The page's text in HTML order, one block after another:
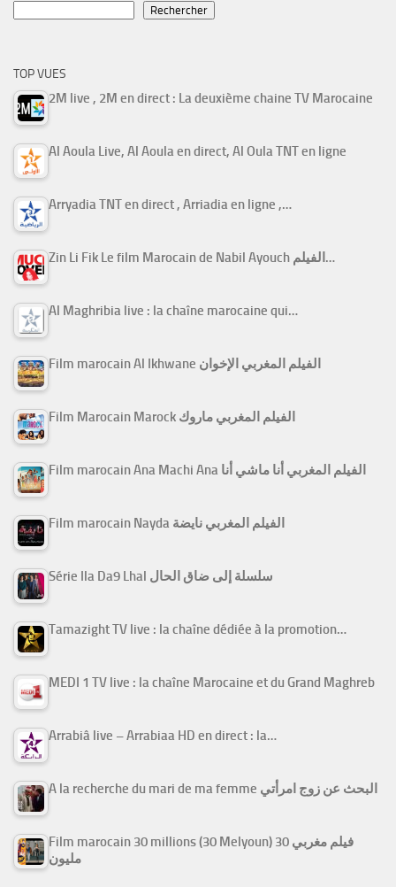
Rechercher
TOP VUES
2M live , 2M en direct : La deuxième chaine TV Marocaine
Al Aoula Live, Al Aoula en direct, Al Oula TNT en ligne
Arryadia TNT en direct , Arriadia en ligne ,…
Zin Li Fik Le film Marocain de Nabil Ayouch الفيلم…
Al Maghribia live : la chaîne marocaine qui…
Film marocain Al Ikhwane الفيلم المغربي الإخوان
Film Marocain Marock الفيلم المغربي ماروك
Film marocain Ana Machi Ana الفيلم المغربي أنا ماشي أنا
Film marocain Nayda الفيلم المغربي نايضة
Série Ila Da9 Lhal سلسلة إلى ضاق الحال
Tamazight TV live : la chaîne dédiée à la promotion…
MEDI 1 TV live : la chaîne Marocaine et du Grand Maghreb
Arrabiâ live – Arrabiaa HD en direct : la…
A la recherche du mari de ma femme البحث عن زوج امرأتي
Film marocain 30 millions (30 Melyoun) فيلم مغربي 30
مليون